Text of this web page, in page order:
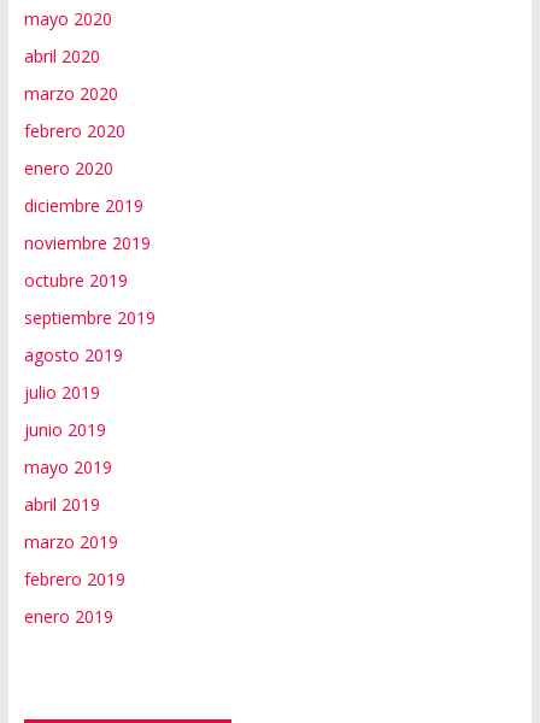
mayo 2020
abril 2020
marzo 2020
febrero 2020
enero 2020
diciembre 2019
noviembre 2019
octubre 2019
septiembre 2019
agosto 2019
julio 2019
junio 2019
mayo 2019
abril 2019
marzo 2019
febrero 2019
enero 2019